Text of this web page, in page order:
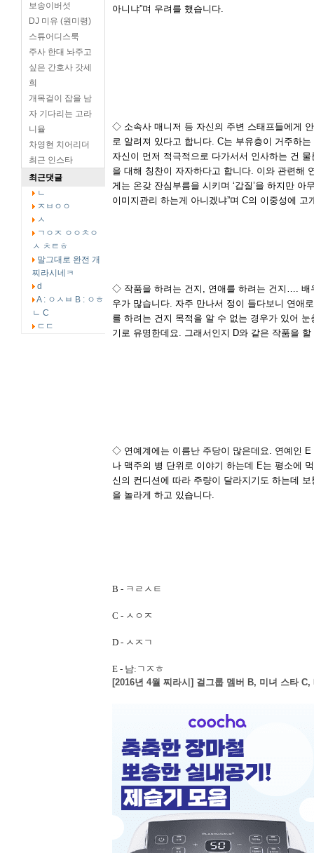
보송이버섯
DJ 미유 (원미령)
스튜어디스룩
주사 한대 놔주고
싶은 간호사 갓세
희
개목걸이 잡을 남
자 기다리는 고라
니율
차영현 치어리더
최근 인스타
최근댓글
ㄴ
ㅈㅂㅇㅇ
ㅅ
ㄱㅇㅈ ㅇㅇㅊㅇ
ㅅ ㅊㅌㅎ
말그대로 완전 개
찌라시네ㅋ
d
A : ㅇㅅㅂ B : ㅇㅎ
ㄴ C
ㄷㄷ
아니냐”며 우려를 했습니다.
◇ 소속사 매니저 등 자신의 주변 스태프들에게
로 알려져 있다고 합니다. C는 부유층이 거주하
자신이 먼저 적극적으로 다가서서 인사하는 건
을 대해 칭찬이 자자하다고 합니다. 이와 관련해
게는 온갖 잔심부름을 시키며 ‘갑질’을 하지만
이미지관리 하는게 아니겠냐”며 C의 이중성에 고
◇ 작품을 하려는 건지, 연애를 하려는 건지…. 배
우가 많습니다. 자주 만나서 정이 들다보니 연애
를 하려는 건지 목적을 알 수 없는 경우가 있어
기로 유명한데요. 그래서인지 D와 같은 작품을
◇ 연예계에는 이름난 주당이 많은데요. 연예인
나 맥주의 병 단위로 이야기 하는데 E는 평소에
신의 컨디션에 따라 주량이 달라지기도 하는데
을 놀라게 하고 있습니다.
B - ㅋㄹㅅㅌ
C - ㅅㅇㅈ
D - ㅅㅈㄱ
E - 남:ㄱㅈㅎ
[2016년 4월 찌라시] 걸그룹 멤버 B, 미녀 스타